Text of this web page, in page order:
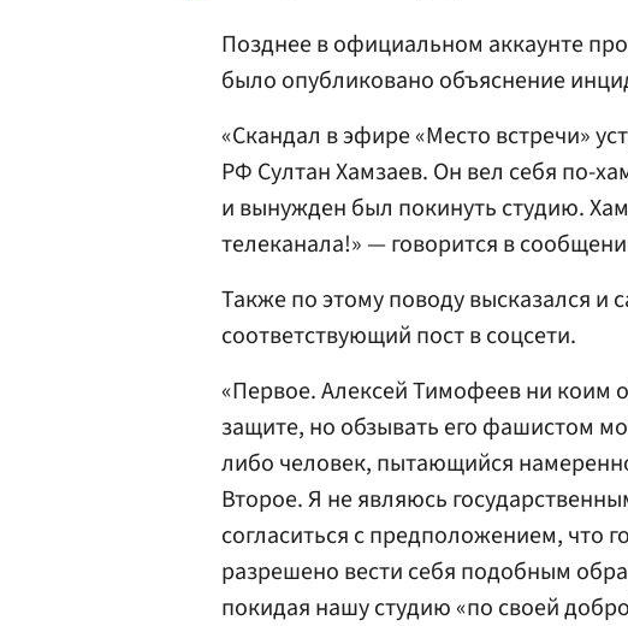
Позднее в официальном аккаунте
было опубликовано объяснение
«Скандал в эфире «Место встречи»
РФ Султан Хамзаев. Он вел себя по-
и вынужден был покинуть студию.
телеканала!» — говорится в
Также по этому поводу высказался и
соответствующий пост в соцсети.
«Первое. Алексей Тимофеев ни коим
защите, но обзывать его фашистом
либо человек, пытающийся
Второе. Я не являюсь
согласиться с предположением, что
разрешено вести себя подобным
покидая нашу студию «по своей